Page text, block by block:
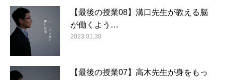
【最後の授業08】溝口先生が教える脳
が働くよう…
2023.01.30
【最後の授業07】高木先生が身をもっ